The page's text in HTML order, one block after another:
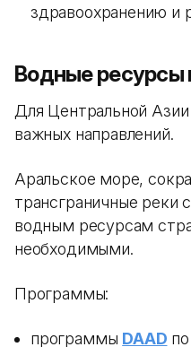
здравоохранению и
Водные ресурсы
Для Центральной
важных направлений.
Аральское море,
трансграничные реки
водным ресурсам
необходимыми.
Программы:
программы DAAD